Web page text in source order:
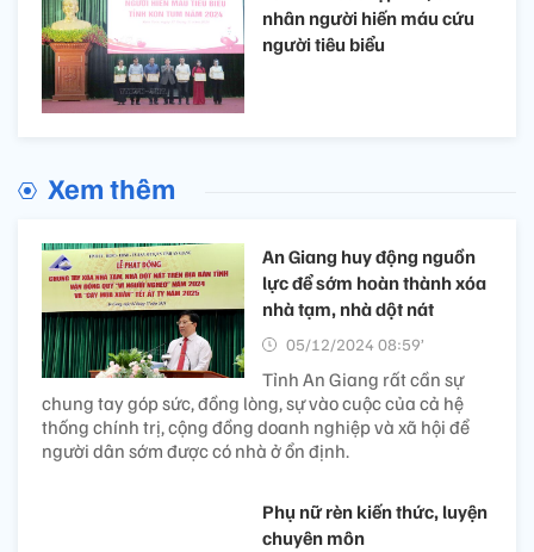
nhân người hiến máu cứu
người tiêu biểu
Xem thêm
An Giang huy động nguồn
lực để sớm hoàn thành xóa
nhà tạm, nhà dột nát
05/12/2024 08:59’
Tỉnh An Giang rất cần sự
chung tay góp sức, đồng lòng, sự vào cuộc của cả hệ
thống chính trị, cộng đồng doanh nghiệp và xã hội để
người dân sớm được có nhà ở ổn định.
Phụ nữ rèn kiến thức, luyện
chuyên môn